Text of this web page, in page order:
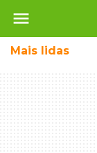
menu
Mais lidas